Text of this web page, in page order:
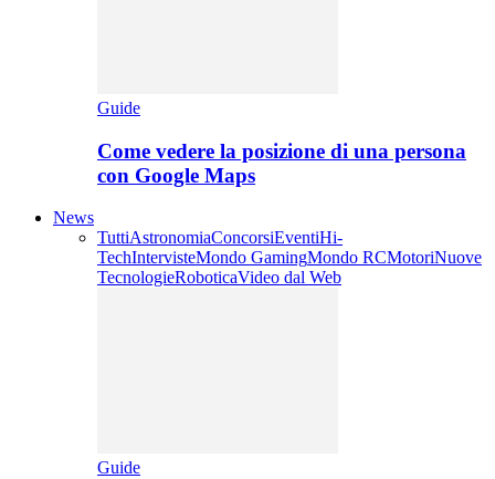
Guide
Come vedere la posizione di una persona
con Google Maps
News
TuttiAstronomiaConcorsiEventiHi-
TechIntervisteMondo GamingMondo RCMotoriNuove
TecnologieRoboticaVideo dal Web
Guide